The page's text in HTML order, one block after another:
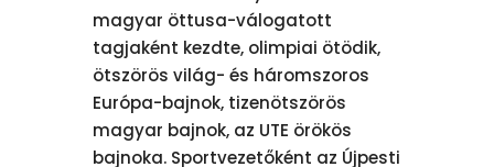
magyar öttusa-válogatott
tagjaként kezdte, olimpiai ötödik,
ötszörös világ- és háromszoros
Európa-bajnok, tizenötszörös
magyar bajnok, az UTE örökös
bajnoka. Sportvezetőként az Újpesti